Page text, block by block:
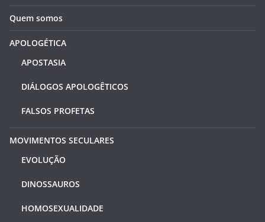
Quem somos
APOLOGÉTICA
APOSTASIA
DIÁLOGOS APOLOGÊTICOS
FALSOS PROFETAS
MOVIMENTOS SECULARES
EVOLUÇÃO
DINOSSAUROS
HOMOSEXUALIDADE